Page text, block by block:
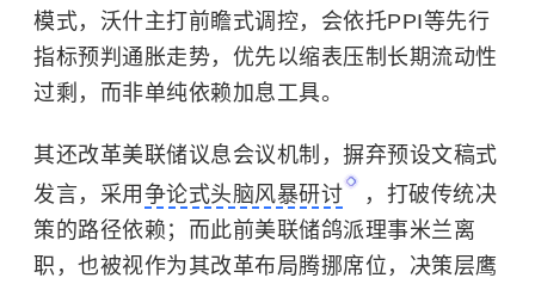
模式，沃什主打前瞻式调控，会依托PPI等先行
指标预判通胀走势，优先以缩表压制长期流动性
过剩，而非单纯依赖加息工具。
其还改革美联储议息会议机制，摒弃预设文稿式
发言，采用 争论式头脑风暴研讨
，打破传统决
策的路径依赖；而此前美联储鸽派理事米兰离
职，也被视作为其改革布局腾挪席位，决策层鹰